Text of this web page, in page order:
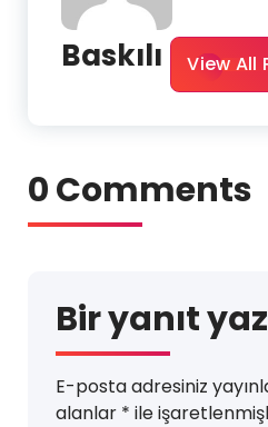
Baskılı View All
0 Comments
Bir yanıt
E-posta adresiniz
alanlar * ile